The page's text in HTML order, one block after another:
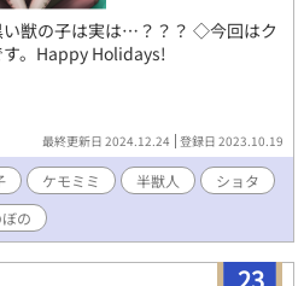
獣の子は実は…？？？ ◇今回はク
。Happy Holidays!
最終更新日 2024.12.24 登録日 2023.10.19
ケモミミ 半獣人
ショタ
の